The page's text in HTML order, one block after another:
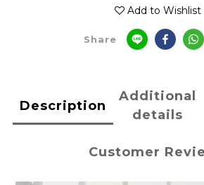
Add to Wishlist
Share
Description
Additional
details
Customer